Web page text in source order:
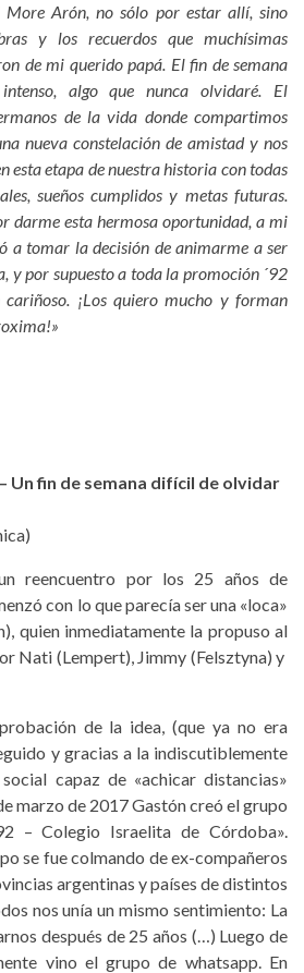
Arón, no sólo por estar allí, sino
y los recuerdos que muchísimas
de mi querido papá. El fin de semana
algo que nunca olvidaré. El
de la vida donde compartimos
nueva constelación de amistad y nos
esta etapa de nuestra historia con todas
sueños cumplidos y metas futuras.
darme esta hermosa oportunidad, a mi
a tomar la decisión de animarme a ser
y por supuesto a toda la promoción ´92
¡Los quiero mucho y forman
Un fin de semana difícil de olvidar
reencuentro por los 25 años de
con lo que parecía ser una «loca»
quien inmediatamente la propuso al
Nati (Lempert), Jimmy (Felsztyna) y
de la idea, (que ya no era
y gracias a la indiscutiblemente
capaz de «achicar distancias»
marzo de 2017 Gastón creó el grupo
– Colegio Israelita de Córdoba».
se fue colmando de ex-compañeros
argentinas y países de distintos
nos unía un mismo sentimiento: La
después de 25 años (…) Luego de
vino el grupo de whatsapp. En